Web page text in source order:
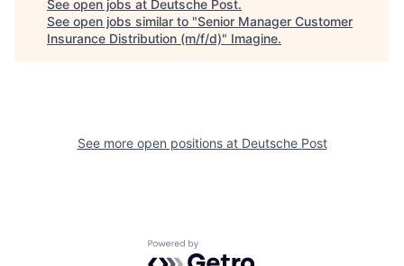
See open jobs at Deutsche Post.
See open jobs similar to "Senior Manager Customer
Insurance Distribution (m/f/d)" Imagine.
See more open positions at Deutsche Post
Powered by Getro.com